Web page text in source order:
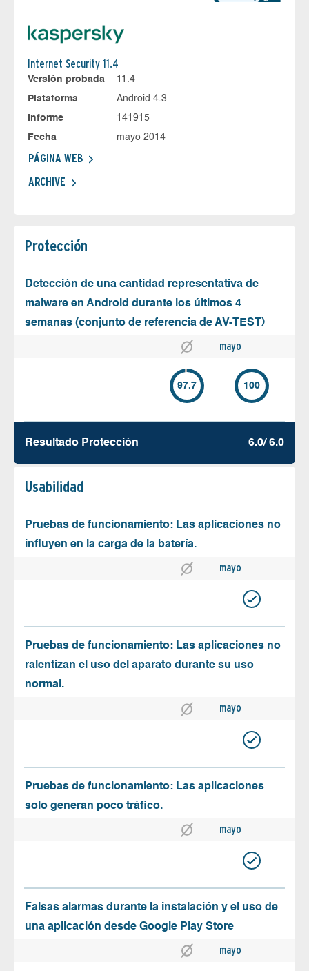
Internet Security 11.4
Versión probada
11.4
Plataforma
Android 4.3
Informe
141915
Fecha
mayo 2014
PÁGINA WEB
ARCHIVE
Protección
Detección de una cantidad representativa de
malware en Android durante los últimos 4
semanas (conjunto de referencia de AV-TEST)
mayo
97.7 100
Resultado Protección 6.0/ 6.0
Usabilidad
Pruebas de funcionamiento: Las aplicaciones no
influyen en la carga de la batería.
mayo
Pruebas de funcionamiento: Las aplicaciones no
ralentizan el uso del aparato durante su uso
normal.
mayo
Pruebas de funcionamiento: Las aplicaciones
solo generan poco tráfico.
mayo
Falsas alarmas durante la instalación y el uso de
una aplicación desde Google Play Store
mayo